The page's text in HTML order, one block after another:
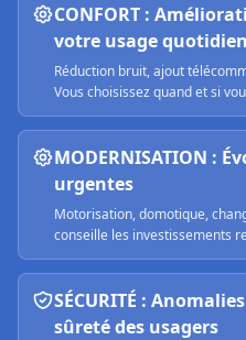
CONFORT :
votre usage quotidien
Réduction bruit, ajout
Vous choisissez quand et si
MODERNISATION :
urgentes
Motorisation, domotique,
conseille les investissements
SÉCURITÉ :
sûreté des usagers